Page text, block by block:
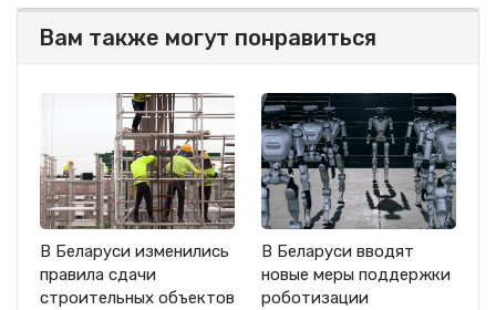
Вам также могут понравиться
В Беларуси изменились
правила сдачи
строительных объектов
В Беларуси вводят
новые меры поддержки
роботизации